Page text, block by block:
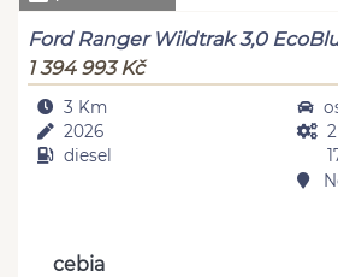
Ford Ranger Wildtrak 3,0
1 394 993 Kč
3 Km
2026
diesel
cebia